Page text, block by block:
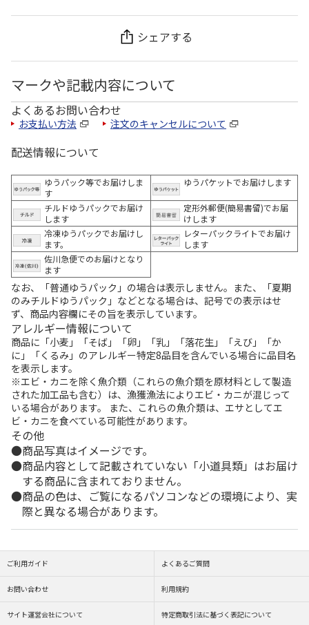
シェアする
マークや記載内容について
よくあるお問い合わせ
お支払い方法 注文のキャンセルについて
配送情報について
ゆうパック等でお届けしま
す
ゆうパケットでお届けします
チルドゆうパックでお届け
します
定形外郵便(簡易書留)でお届
けします
冷凍ゆうパックでお届けし
ます。
レターパックライトでお届け
します
佐川急便でのお届けとなり
ます
なお、「普通ゆうパック」の場合は表示しません。また、「夏期
のみチルドゆうパック」などとなる場合は、記号での表示はせ
ず、商品内容欄にその旨を表示しています。
アレルギー情報について
商品に「小麦」「そば」「卵」「乳」「落花生」「えび」「か
に」「くるみ」のアレルギー特定8品目を含んでいる場合に品目名
を表示します。
※エビ・カニを除く魚介類（これらの魚介類を原材料として製造
された加工品も含む）は、漁獲漁法によりエビ・カニが混じって
いる場合があります。 また、これらの魚介類は、エサとしてエ
ビ・カニを食べている可能性があります。
その他
商品写真はイメージです。
商品内容として記載されていない「小道具類」はお届け
する商品に含まれておりません。
商品の色は、ご覧になるパソコンなどの環境により、実
際と異なる場合があります。
ご利用ガイド よくあるご質問
お問い合わせ 利用規約
サイト運営会社について 特定商取引法に基づく表記について